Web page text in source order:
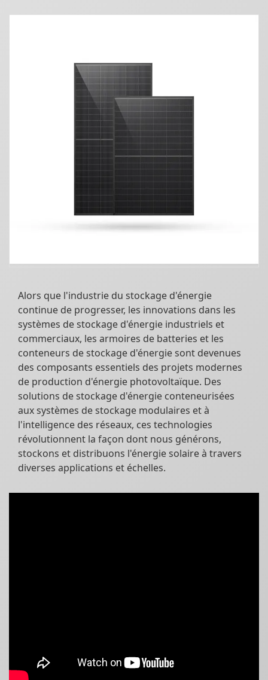
Alors que l'industrie du stockage d'énergie
continue de progresser, les innovations dans les
systèmes de stockage d'énergie industriels et
commerciaux, les armoires de batteries et les
conteneurs de stockage d'énergie sont devenues
des composants essentiels des projets modernes
de production d'énergie photovoltaïque. Des
solutions de stockage d'énergie conteneurisées
aux systèmes de stockage modulaires et à
l'intelligence des réseaux, ces technologies
révolutionnent la façon dont nous générons,
stockons et distribuons l'énergie solaire à travers
diverses applications et échelles.